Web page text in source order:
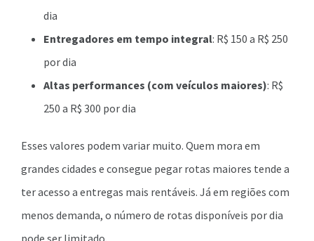
dia
Entregadores em tempo integral: R$ 150 a R$ 250
por dia
Altas performances (com veículos maiores): R$
250 a R$ 300 por dia
Esses valores podem variar muito. Quem mora em
grandes cidades e consegue pegar rotas maiores tende a
ter acesso a entregas mais rentáveis. Já em regiões com
menos demanda, o número de rotas disponíveis por dia
pode ser limitado.